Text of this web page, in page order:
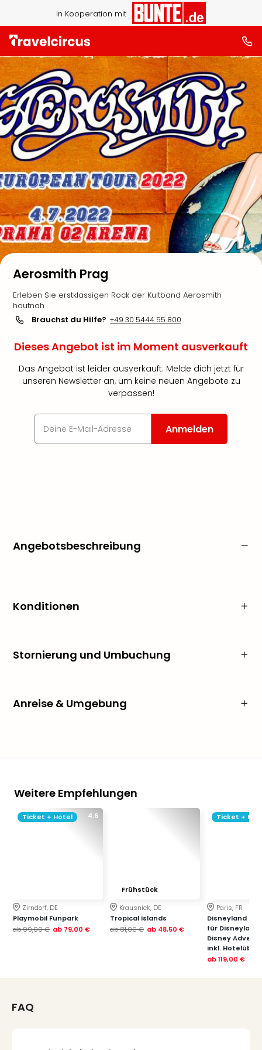
in Kooperation mit
Aerosmith Prag
Erleben Sie erstklassigen Rock der Kultband Aerosmith
hautnah
Brauchst du Hilfe? +49 30 5444 55 800
Dieses Angebot ist im Moment ausverkauft
Das Angebot ist leider ausverkauft. Melde dich jetzt für
unseren Newsletter an, um keine neuen Angebote zu
verpassen!
Anmelden
Angebotsbeschreibung
Konditionen
Stornierung und Umbuchung
Anreise & Umgebung
Weitere Empfehlungen
4.6
Ticket + Hotel
Zirndorf, DE
Playmobil Funpark
ab99,00 € ab 79,00 €
Frühstück
Krausnick, DE
Tropical Islands
ab81,00 € ab 48,50 €
Ticket +
Paris, FR
Disneyland
für
Disney
inkl.
ab119,00 €
FAQ